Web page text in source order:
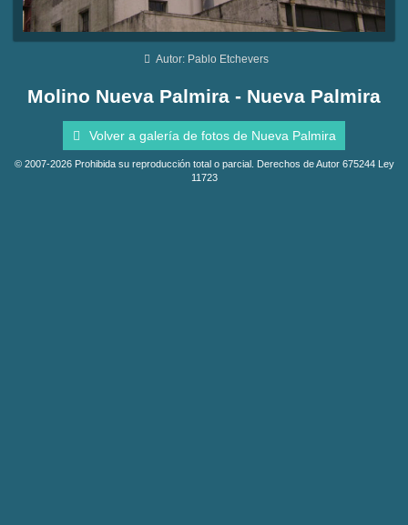
Autor: Pablo Etchevers
Molino Nueva Palmira - Nueva Palmira
Volver a galería de fotos de Nueva Palmira
© 2007-2026 Prohibida su reproducción total o parcial. Derechos de Autor 675244 Ley
11723